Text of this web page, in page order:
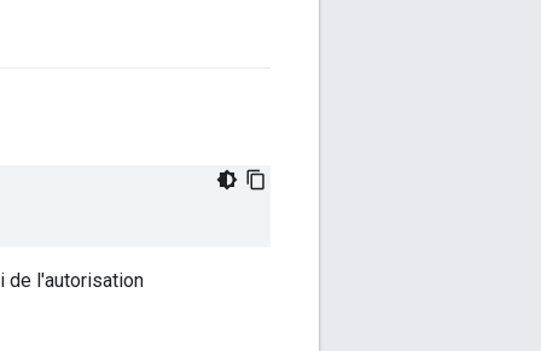
de l'autorisation